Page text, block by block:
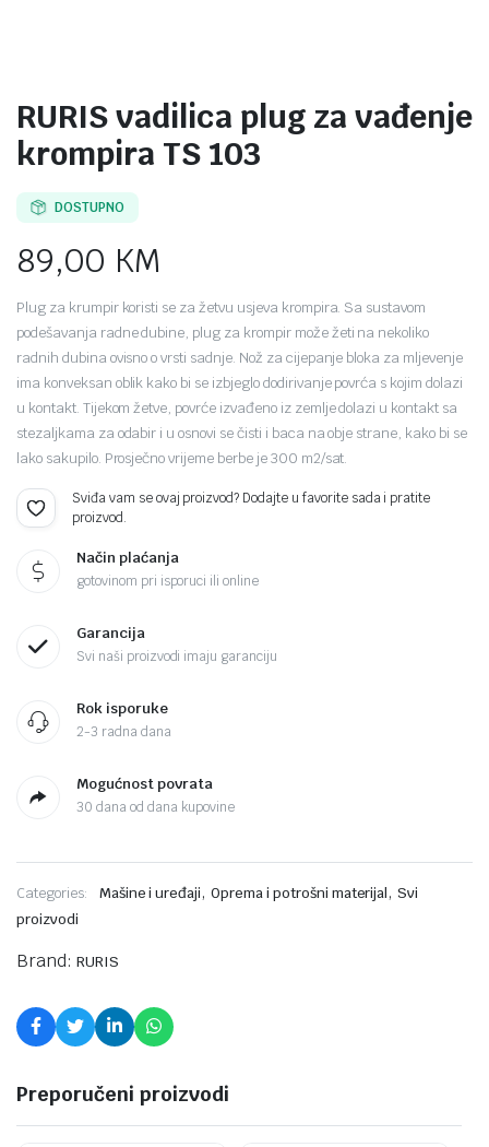
RURIS vadilica plug za vađenje
krompira TS 103
DOSTUPNO
89,00 KM
Plug za krumpir koristi se za žetvu usjeva krompira. Sa sustavom
podešavanja radne dubine, plug za krompir može žeti na nekoliko
radnih dubina ovisno o vrsti sadnje. Nož za cijepanje bloka za mljevenje
ima konveksan oblik kako bi se izbjeglo dodirivanje povrća s kojim dolazi
u kontakt. Tijekom žetve, povrće izvađeno iz zemlje dolazi u kontakt sa
stezaljkama za odabir i u osnovi se čisti i baca na obje strane, kako bi se
lako sakupilo. Prosječno vrijeme berbe je 300 m2/sat.
Sviđa vam se ovaj proizvod? Dodajte u favorite sada i pratite
proizvod.
Način plaćanja
gotovinom pri isporuci ili online
Garancija
Svi naši proizvodi imaju garanciju
Rok isporuke
2-3 radna dana
Mogućnost povrata
30 dana od dana kupovine
Categories: Mašine i uređaji,Oprema i potrošni materijal,Svi
proizvodi
Brand: RURIS
Preporučeni proizvodi